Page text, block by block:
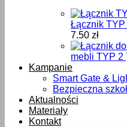
Łącznik
7.50 zł
mebli TYP 2
Kampanie
Smart Gate &
Bezpieczna
Aktualności
Materiały
Kontakt